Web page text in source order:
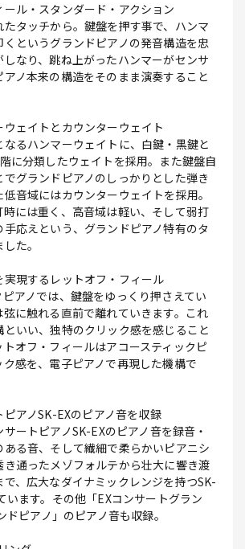
ル・スタンダード・アクション
たタッチから。鍵盤を押す事で、ハンマ
くというグランドピアノの発音構造を忠
なり、跳ね上がったハンマーがセンサ
ノ本来の構造をそのまま演奏すること
ェイトとカウンターウェイト
るハンマーウェイトに、白鍵・黒鍵と
に分類したウェイトを採用。また鍵盤自
グランドピアノのしっかりとした弾き
音域にはカウンターウェイトを採用。
時には重く、高音域は軽い、そして弱打
応えという、グランドピアノ特有のタ
た。
現するレットオフ・フィール
アノでは、鍵盤をゆっくり押さえてい
弦に触れる直前で離れていきます。これ
いい、独特のクリック感を感じること
オフ・フィールはアコースティックピ
感を、電子ピアノで再現した機構で
アノSK-EXのピアノ音を収録
ートピアノSK-EXのピアノ音を録音・
ある音、そして繊細で柔らかいピアニシ
き通ったメゾフォルテから壮大に響き渡
、広大なダイナミックレンジを持つSK-
います。その他「EXコンサートグラン
ドピアノ」のピアノ音も収録。